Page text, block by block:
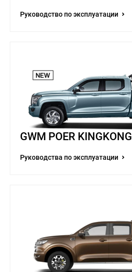
Руководство по эксплуатации
GWM POER KINGKONG
Руководства по эксплуатации